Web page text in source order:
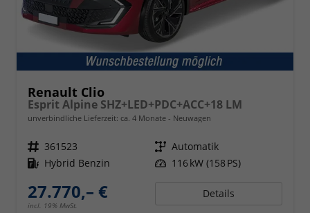
Renault Clio
Esprit Alpine SHZ+LED+PDC+ACC+18 LM
unverbindliche Lieferzeit: ca. 4 Monate Neuwagen
Fahrzeugnr. 361523 Getriebe Automatik
Kraftstoff Hybrid Benzin Leistung 116 kW (158 PS)
27.770,– €
incl. 19% MwSt.
Details